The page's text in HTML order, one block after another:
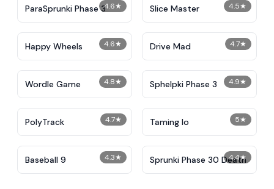
4.6★
ParaSprunki Phase 3 4.5★
Slice Master
4.6★
Happy Wheels 4.7★
Drive Mad
4.8★
Wordle Game 4.9★
Sphelpki Phase 3
4.7★
PolyTrack 5★
Taming Io
4.3★
Baseball 9 4.4★
Sprunki Phase 30 Death